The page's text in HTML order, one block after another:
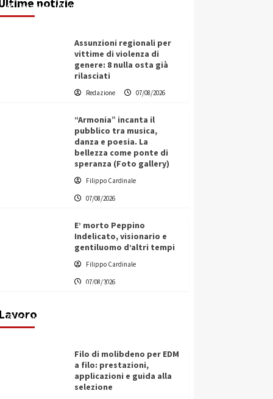
Redazione 07/08/2026
Assunzioni regionali per
vittime di violenza di
genere: 8 nulla osta già
rilasciati
Redazione 07/08/2026
“Armonia” incanta il
pubblico tra musica,
danza e poesia. La
bellezza come ponte di
speranza (Foto gallery)
Filippo Cardinale
07/08/2026
E’ morto Peppino
Indelicato, visionario e
gentiluomo d’altri tempi
Filippo Cardinale
07/08/2026
Lavoro
L’ingegnere saccense Buscarnera
partner chiave di un progetto
transnazionale per la transizione
Filippo Cardinale
Filo di molibdeno per EDM
a filo: prestazioni,
applicazioni e guida alla
selezione